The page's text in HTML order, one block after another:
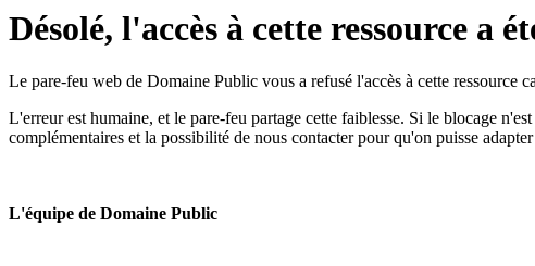
Désolé, l'accès à cette ressource a
Le pare-feu web de Domaine Public vous a refusé l'accès à cette ressource
L'erreur est humaine, et le pare-feu partage cette faiblesse. Si le blocage
complémentaires et la possibilité de nous contacter pour qu'on puisse
L'équipe de Domaine Public